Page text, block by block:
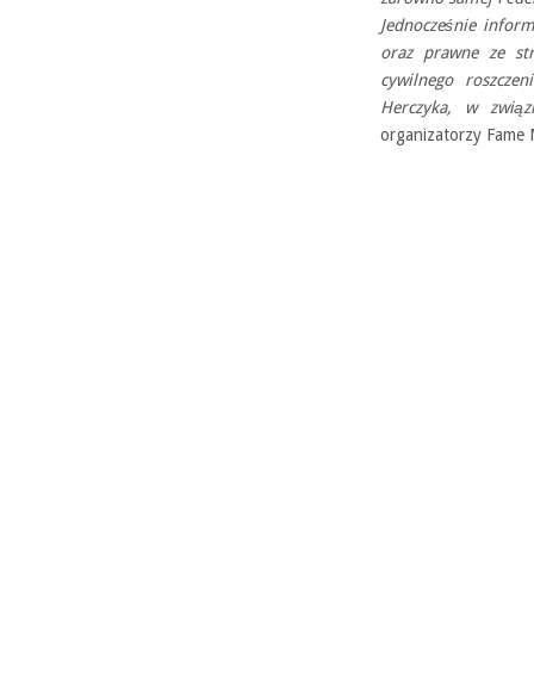
Jednocześnie
oraz prawne ze
cywilnego
Herczyka, w
organizatorzy Fame